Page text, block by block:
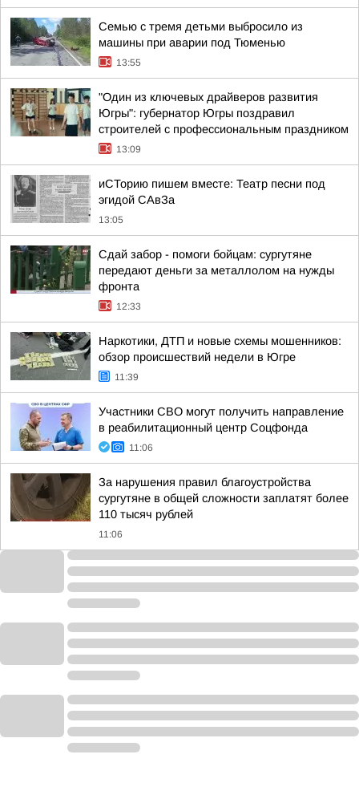
Семью с тремя детьми выбросило из
машины при аварии под Тюменью
13:55
"Один из ключевых драйверов развития
Югры": губернатор Югры поздравил
строителей с профессиональным праздником
13:09
иСТорию пишем вместе: Театр песни под
эгидой САвЗа
13:05
Сдай забор - помоги бойцам: сургутяне
передают деньги за металлолом на нужды
фронта
12:33
Наркотики, ДТП и новые схемы мошенников:
обзор происшествий недели в Югре
11:39
Участники СВО могут получить направление
в реабилитационный центр Соцфонда
11:06
За нарушения правил благоустройства
сургутяне в общей сложности заплатят более
110 тысяч рублей
11:06